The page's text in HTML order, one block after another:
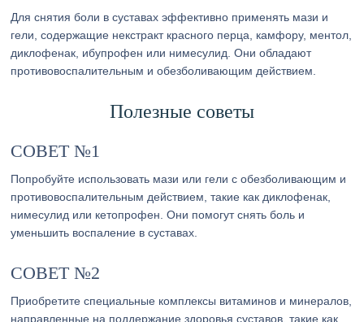
Для снятия боли в суставах эффективно применять мази и
гели, содержащие некстракт красного перца, камфору, ментол,
диклофенак, ибупрофен или нимесулид. Они обладают
противовоспалительным и обезболивающим действием.
Полезные советы
СОВЕТ №1
Попробуйте использовать мази или гели с обезболивающим и
противовоспалительным действием, такие как диклофенак,
нимесулид или кетопрофен. Они помогут снять боль и
уменьшить воспаление в суставах.
СОВЕТ №2
Приобретите специальные комплексы витаминов и минералов,
направленные на поддержание здоровья суставов, такие как